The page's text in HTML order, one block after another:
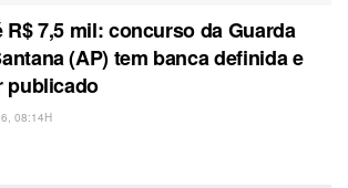
R$ 7,5 mil: concurso da Guarda
(AP) tem banca definida e
publicado
08:14H